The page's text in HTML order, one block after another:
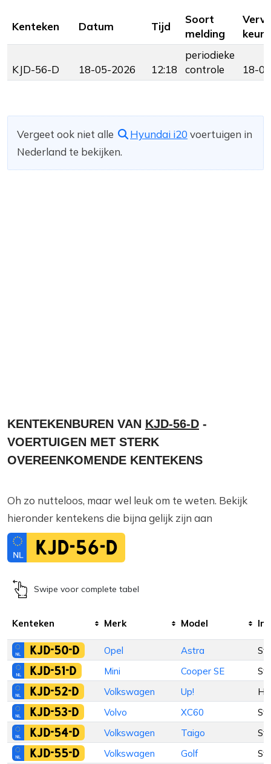
Kenteken Datum Tijd
Soort
melding
KJD-56-D 18-05-2026 12:18
periodieke
controle
18-
Vergeet ook niet alle Hyundai i20 voertuigen in
Nederland te bekijken.
KENTEKENBUREN VAN KJD-56-D -
VOERTUIGEN MET STERK
OVEREENKOMENDE KENTEKENS
Oh zo nutteloos, maar wel leuk om te weten. Bekijk
hieronder kentekens die bijna gelijk zijn aan
KJD-56-D
Swipe voor complete tabel
Kenteken Merk Model
KJD-50-D Opel Astra
KJD-51-D Mini Cooper SE
KJD-52-D Volkswagen Up!
KJD-53-D Volvo XC60
KJD-54-D Volkswagen Taigo
KJD-55-D Volkswagen Golf